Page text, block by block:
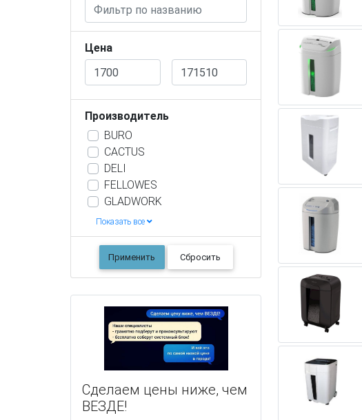
Цена
Производитель
BURO
CACTUS
DELI
FELLOWES
GLADWORK
Показать все
Применить Сбросить
Сделаем цены ниже, чем
ВЕЗДЕ!